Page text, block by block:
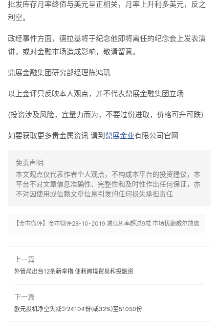
批发库存月率终值与美元呈正相关，月率上升利多美元，反之
利空。
政经事件方面，德拉基将于纪念他即将离任的纪念会上发表演
讲，或对金融市场造成影响，敬请留意。
鼎展金融集团研究部经理陈鸿玑
以上金评只反映本人观点，并不代表鼎展金融集团立场
(投资涉及风险，宜量力而为，不要过份进取，价格可升可跌)
如要获取更多贵金属资讯 请到鼎展金业有限公司官网
免责声明:
本文观点仅代表作者个人观点，不构成本平台的投资建议，本
平台不对文章信息准确性、完整性和及时性作出任何保证，亦
不对因使用或信赖文章信息引发的任何损失承担责任
【金市微评】金市微评28-10-2019 减息机率超过9成 市场忧鲍威尔放鹰
上一篇
外管局出台12条新举措 便利跨境贸易和投融资
下一篇
欧元投机净空头减少24104份(或32%)至51050份